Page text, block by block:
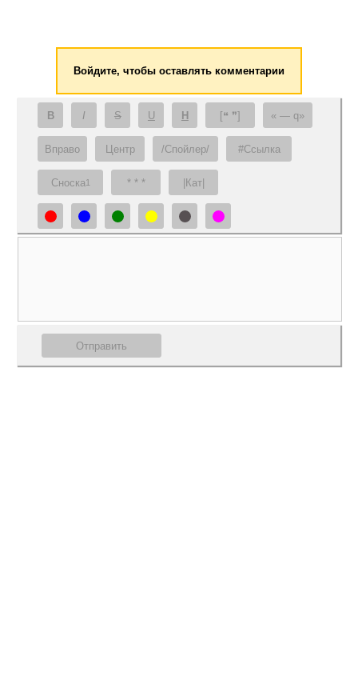
Войдите, чтобы оставлять комментарии
B I S U H [❝ ❞] — q
Вправо Центр /Спойлер/ #Ссылка
Сноска1 * * * |Кат|